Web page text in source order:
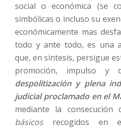
social o económica (se
simbólicas o incluso su
económicamente mas
todo y ante todo, es una
que, en síntesis, persigue
promoción, impulso y
despolitización y plena
judicial proclamado en el
mediante la consecución
básicosrecogidos en